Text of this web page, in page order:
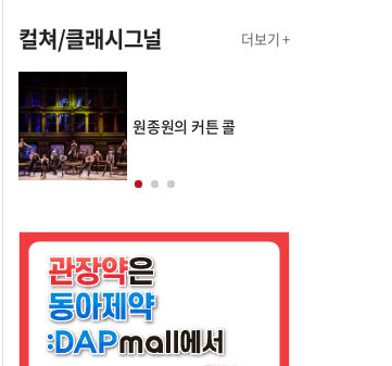
컬쳐/클래시그널 더보기 +
원종원의 커튼 콜